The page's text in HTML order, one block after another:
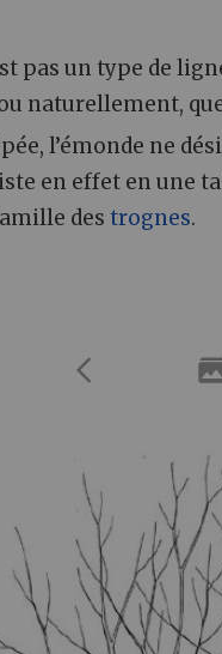
pas un type de
naturellement,
l’émonde ne
en effet en une
des trognes.